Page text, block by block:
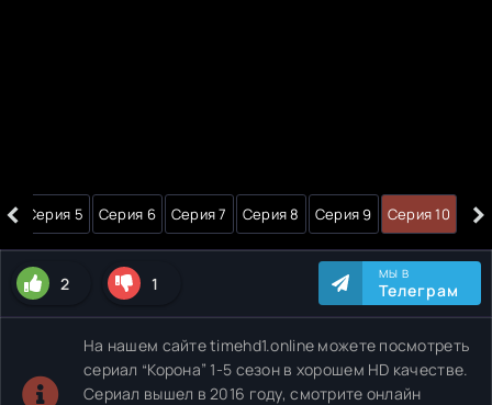
‹ Серия 5 Серия 6 Серия 7 Серия 8 Серия 9 Серия 10 ›
2 1 МЫ В
Телеграм
На нашем сайте timehd1.online можете посмотреть
сериал “Корона” 1-5 сезон в хорошем HD качестве.
Сериал вышел в 2016 году, смотрите онлайн